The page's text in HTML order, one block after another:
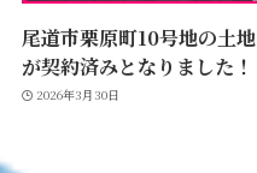
尾道市栗原町10号地の土地
が契約済みとなりました！
2026年3月30日